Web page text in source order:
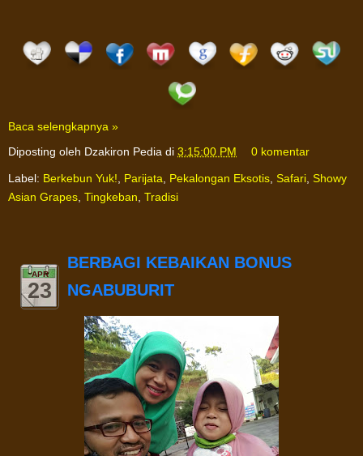
Baca selengkapnya »
Diposting oleh Dzakiron Pedia di 3:15:00 PM 0 komentar
Label: Berkebun Yuk! Parijata Pekalongan Eksotis Safari Showy
Asian Grapes Tingkeban Tradisi
APR
23
BERBAGI KEBAIKAN BONUS
NGABUBURIT